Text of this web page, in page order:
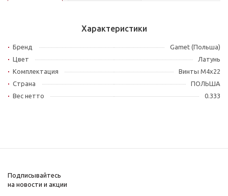
Характеристики
Бренд
Gamet (Польша)
Цвет
Латунь
Комплектация
Винты M4x22
Страна
ПОЛЬША
Вес нетто
0.333
Подписывайтесь
на новости и акции